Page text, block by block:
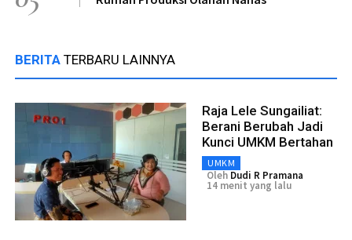
BERITA TERBARU LAINNYA
Raja Lele Sungailiat:
Berani Berubah Jadi
Kunci UMKM Bertahan
UMKM
Oleh Dudi R Pramana
14 menit yang lalu